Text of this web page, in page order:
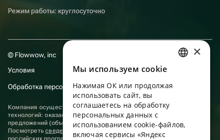
Режим работы: круглосуточно
© Flowwow, inc
Условия
Обработка персональных данных
Компания осуществляет деятельность в области информационных
технологий: оказание услуг в сети “Интернет” по размещению
предложений (объявлений) продавцов о реализации товаров.
Посмотретьсведения о программах
, включенных в реестр
российских программ для электронных вычислительных машин и
ENGLISH
UKRAINIAN
PORTUGUESE
×
Мы используем сookie
Нажимая ОК или продолжая
использовать сайт, вы
соглашаетесь на обработку
персональных данных с
использованием cookie-файлов,
включая сервисы «Яндекс